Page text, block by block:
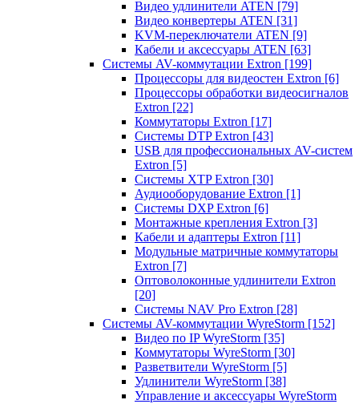
Видео удлинители ATEN [79]
Видео конвертеры ATEN [31]
KVM-переключатели ATEN [9]
Кабели и аксессуары ATEN [63]
Системы AV-коммутации Extron [199]
Процессоры для видеостен Extron [6]
Процессоры обработки видеосигналов
Extron [22]
Коммутаторы Extron [17]
Системы DTP Extron [43]
USB для профессиональных AV-систем
Extron [5]
Системы XTP Extron [30]
Аудиооборудование Extron [1]
Системы DXP Extron [6]
Монтажные крепления Extron [3]
Кабели и адаптеры Extron [11]
Модульные матричные коммутаторы
Extron [7]
Оптоволоконные удлинители Extron
[20]
Системы NAV Pro Extron [28]
Системы AV-коммутации WyreStorm [152]
Видео по IP WyreStorm [35]
Коммутаторы WyreStorm [30]
Разветвители WyreStorm [5]
Удлинители WyreStorm [38]
Управление и аксессуары WyreStorm